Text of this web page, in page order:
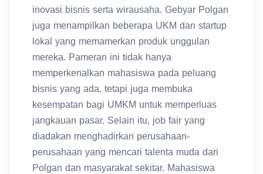
inovasi bisnis serta wirausaha. Gebyar Polgan
juga menampilkan beberapa UKM dan startup
lokal yang memamerkan produk unggulan
mereka. Pameran ini tidak hanya
memperkenalkan mahasiswa pada peluang
bisnis yang ada, tetapi juga membuka
kesempatan bagi UMKM untuk memperluas
jangkauan pasar. Selain itu, job fair yang
diadakan menghadirkan perusahaan-
perusahaan yang mencari talenta muda dari
Polgan dan masyarakat sekitar. Mahasiswa